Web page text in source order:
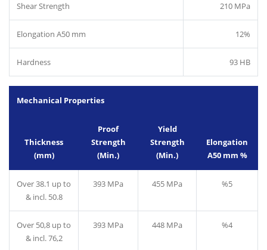
Shear Strength 210 MPa
Elongation A50 mm 12%
Hardness 93 HB
Mechanical Properties
Thickness
(mm)
Proof
Strength
(Min.)
Yield
Strength
(Min.)
Elongation
A50 mm %
Over 38.1 up to
& incl. 50.8
393 MPa 455 MPa %5
Over 50,8 up to
& incl. 76,2
393 MPa 448 MPa %4